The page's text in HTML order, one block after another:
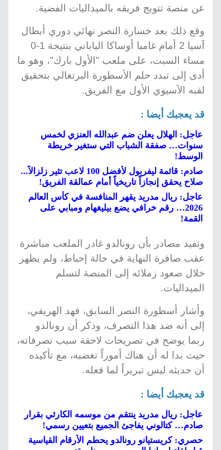
عن منصة تتويج فريقه بالميداليات الفضية.
وقع ذلك بعد خسارة النصر نهائي دوري أبطال
آسيا 2 أمام غامبا أوساكا الياباني بنتيجة 1-0
مساء السبت، على ملعب "الأول بارك"، وهو ما
أدى إلى تبدد حلم الأسطورة البرتغالي بتحقيق
لقبه الآسيوي الأول مع الفريق.
قد يعجبك أيضا :
عاجل: الهلال يعلن ضم عبدالله العنزي لخمس
سنوات… صفقة الشباب التي ستغير خريطة
الوسط!
صادم: قائمة ليفربول لأفضل 100 لاعب تثير زلزالاً...
صلاح يحقق إنجازاً تاريخياً أمام عمالقة الفريق!
عاجل: ريال مدريد يقهر المنافسة في كأس العالم
2026… رقم خرافي يضع بيليغهام ومبابي على
القمة!
وتفيد مصادر بأن رونالدو غادر الملعب مباشرة
عقب صافرة النهاية في حالة إحباط، ولم يظهر
خلال صعود زملائه إلى المنصة لتسلم
الميداليات.
وأشار أسطورة النصر السابق، فهد الهريفي،
إلى أنه ضد هذا التصرف، وذكر أن رونالدو
ربما يوضح في تصريحات لاحقة سبب تصرفاته،
حيث بدا له أن هناك أموراً تغضبه، مع تأكيده
أن حديثه ليس تبريراً لما فعله.
قد يعجبك أيضا :
عاجل: ريال مدريد ينتقم من موسمه الكارثي بقرار
صادم… كتالوني يفاجئ الجميع بتعيين رسمي!
حصري: كريستيانو رونالدو يحطم الأرقام القياسية